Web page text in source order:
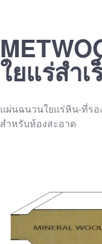
ใยแร่สำเ
แผ่นฉนวนใยแร่หิน-ที่ร
สำหรับห้องสะอาด